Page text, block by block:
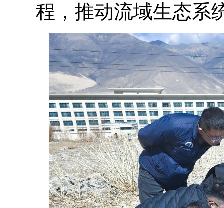
程，推动流域生态系